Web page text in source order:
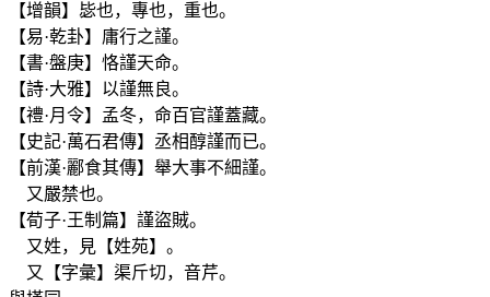
【增韻】毖也，專也，重也。
【易·乾卦】庸行之謹。
【書·盤庚】恪謹天命。
【詩·大雅】以謹無良。
【禮·月令】孟冬，命百官謹蓋藏。
【史記·萬石君傳】丞相醇謹而已。
【前漢·酈食其傳】舉大事不細謹。
又嚴禁也。
【荀子·王制篇】謹盜賊。
又姓，見【姓苑】。
又【字彙】渠斤切，音芹。